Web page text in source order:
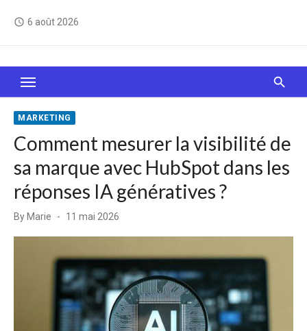
access_time 6 août 2026
Le Web, c'est comme une boîte de chocolats… On
sait jamais sur quoi on va tomber !
MARKETING
Comment mesurer la visibilité de
sa marque avec HubSpot dans les
réponses IA génératives ?
By Marie
Posted
11 mai 2026